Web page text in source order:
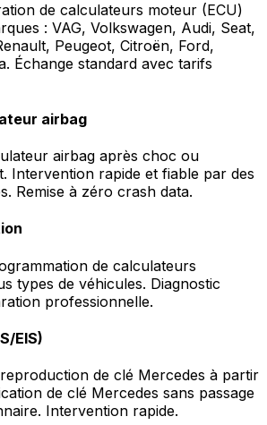
de calculateurs moteur (ECU)
: VAG, Volkswagen, Audi, Seat,
Peugeot, Citroën, Ford,
Échange standard avec tarifs
airbag
airbag après choc ou
Intervention rapide et fiable par des
Remise à zéro crash data.
de calculateurs
types de véhicules. Diagnostic
professionnelle.
EIS)
de clé Mercedes à partir
de clé Mercedes sans passage
Intervention rapide.